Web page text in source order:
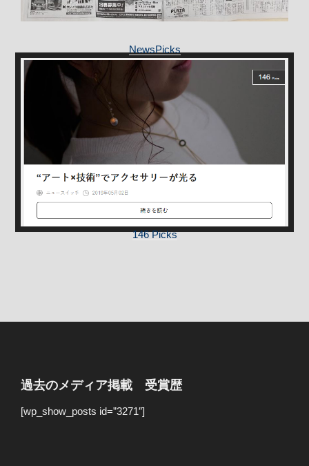
NewsPicks
146 Picks
過去のメディア掲載 受賞歴
[wp_show_posts id=”3271″]